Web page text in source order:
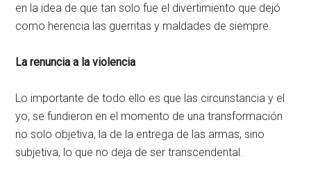
en la idea de que tan solo fue el divertimiento que dejó
como herencia las guerritas y maldades de siempre.
La renuncia a la violencia
Lo importante de todo ello es que las circunstancia y el
yo, se fundieron en el momento de una transformación
no solo objetiva, la de la entrega de las armas, sino
subjetiva, lo que no deja de ser transcendental.